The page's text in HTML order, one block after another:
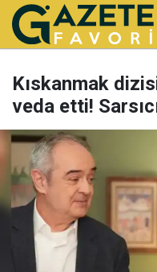
Kıskanmak
veda etti!